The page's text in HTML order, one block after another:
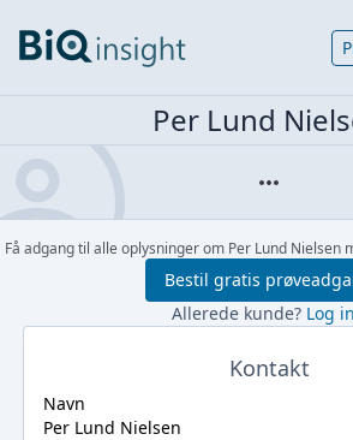
Per Lund
Få adgang til alle oplysninger om Per Lund Nielsen
Bestil gratis
Allerede kunde? Log
Kontakt
Navn
Per Lund Nielsen